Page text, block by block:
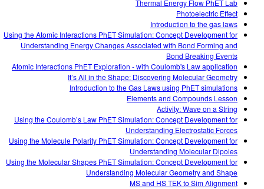
Thermal Energy Flow PhET Lab
Photoelectric Effect
Introduction to the gas laws
Using the Atomic Interactions PhET Simulation: Concept Development for
Understanding Energy Changes Associated with Bond Forming and
Bond Breaking Events
Atomic Interactions PhET Exploration - with Coulomb's Law application
It’s All in the Shape: Discovering Molecular Geometry
Introduction to the Gas Laws using PhET simulations
Elements and Compounds Lesson
Activity: Wave on a String
Using the Coulomb’s Law PhET Simulation: Concept Development for
Understanding Electrostatic Forces
Using the Molecule Polarity PhET Simulation: Concept Development for
Understanding Molecular Dipoles
Using the Molecular Shapes PhET Simulation: Concept Development for
Understanding Molecular Geometry and Shape
MS and HS TEK to Sim Alignment